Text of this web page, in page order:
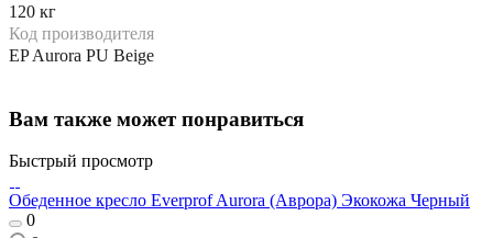
120 кг
Код производителя
EP Aurora PU Beige
Вам также может понравиться
Быстрый просмотр
Обеденное кресло Everprof Aurora (Аврора) Экокожа Черный
0